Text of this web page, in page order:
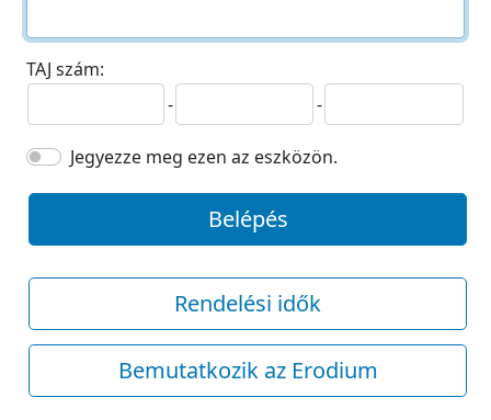
TAJ szám:
-
-
Jegyezze meg ezen az eszközön.
Belépés
Rendelési idők
Bemutatkozik az Erodium